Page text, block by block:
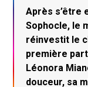
Après s’être
Sophocle, le
réinvestit le
première
Léonora
douceur, sa